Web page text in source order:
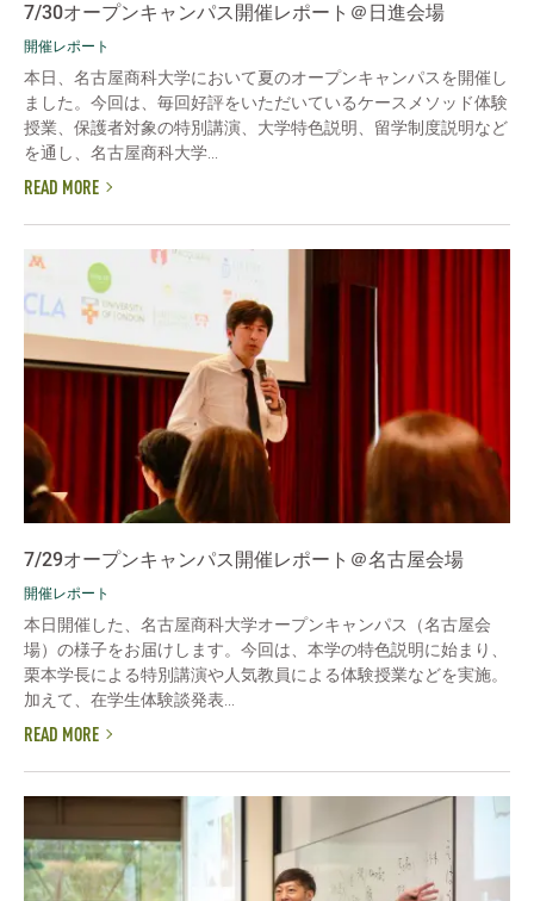
7/30オープンキャンパス開催レポート＠日進会場
開催レポート
本日、名古屋商科大学において夏のオープンキャンパスを開催し
ました。今回は、毎回好評をいただいているケースメソッド体験
授業、保護者対象の特別講演、大学特色説明、留学制度説明など
を通し、名古屋商科大学...
READ MORE
7/29オープンキャンパス開催レポート＠名古屋会場
開催レポート
本日開催した、名古屋商科大学オープンキャンパス（名古屋会
場）の様子をお届けします。今回は、本学の特色説明に始まり、
栗本学長による特別講演や人気教員による体験授業などを実施。
加えて、在学生体験談発表...
READ MORE